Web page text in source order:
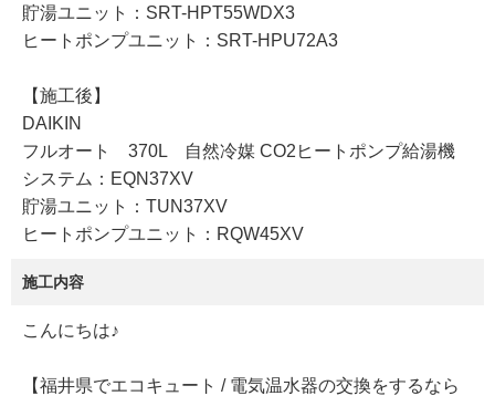
貯湯ユニット：SRT-HPT55WDX3
ヒートポンプユニット：SRT-HPU72A3
【施工後】
DAIKIN
フルオート 370L 自然冷媒 CO2ヒートポンプ給湯機
システム：EQN37XV
貯湯ユニット：TUN37XV
ヒートポンプユニット：RQW45XV
施工内容
こんにちは♪
【福井県でエコキュート / 電気温水器の交換をするなら